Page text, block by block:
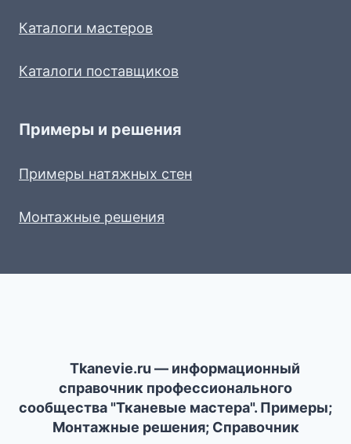
Каталоги мастеров
Каталоги поставщиков
Примеры и решения
Примеры натяжных стен
Монтажные решения
Tkanevie.ru — информационный
справочник профессионального
сообщества "Тканевые мастера". Примеры;
Монтажные решения; Справочник